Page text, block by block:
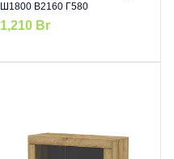
Ш1800 В2160 Г580
1,210 Br